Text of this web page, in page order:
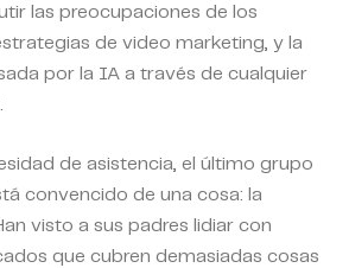
las preocupaciones de los
de video marketing, y la
por la IA a través de cualquier
de asistencia, el último grupo
convencido de una cosa: la
visto a sus padres lidiar con
que cubren demasiadas cosas